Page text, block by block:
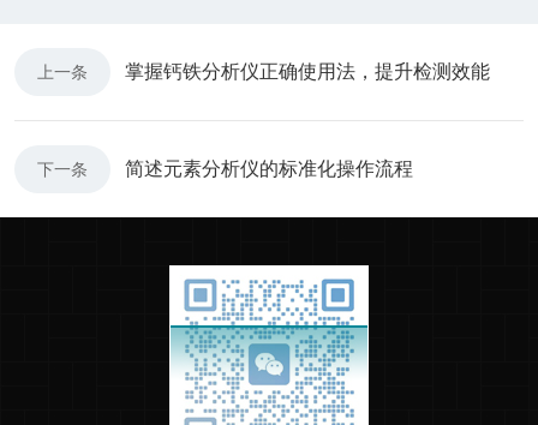
上一条 掌握钙铁分析仪正确使用法，提升检测效能
下一条 简述元素分析仪的标准化操作流程